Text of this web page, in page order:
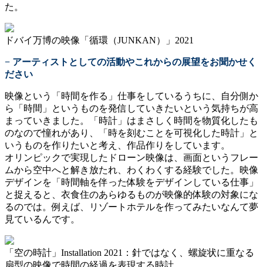
た。
ドバイ万博の映像「循環（JUNKAN）」2021
− アーティストとしての活動やこれからの展望をお聞かせく
ださい
映像という「時間を作る」仕事をしているうちに、自分側か
ら「時間」というものを発信していきたいという気持ちが高
まっていきました。「時計」はまさしく時間を物質化したも
のなので憧れがあり、「時を刻むことを可視化した時計」と
いうものを作りたいと考え、作品作りをしています。
オリンピックで実現したドローン映像は、画面というフレー
ムから空中へと解き放たれ、わくわくする経験でした。映像
デザインを「時間軸を伴った体験をデザインしている仕事」
と捉えると、衣食住のあらゆるものが映像的体験の対象にな
るのでは。例えば、リゾートホテルを作ってみたいなんて夢
見ているんです。
「空の時計」Installation 2021：針ではなく、螺旋状に重なる
扇型の映像で時間の経過を表現する時計